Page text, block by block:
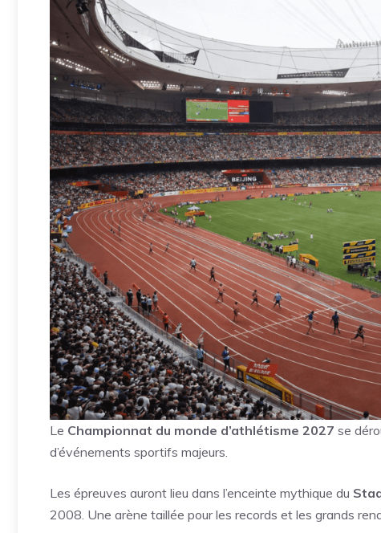
Le Championnat du monde d’athlétisme 2027 se
d’événements sportifs majeurs.
Les épreuves auront lieu dans l’enceinte mythique du
2008. Une arène taillée pour les records et les grands